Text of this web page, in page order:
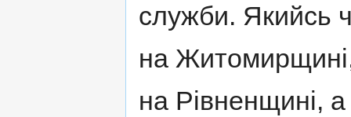
служби. Якийсь
на
на Рівненщині, а